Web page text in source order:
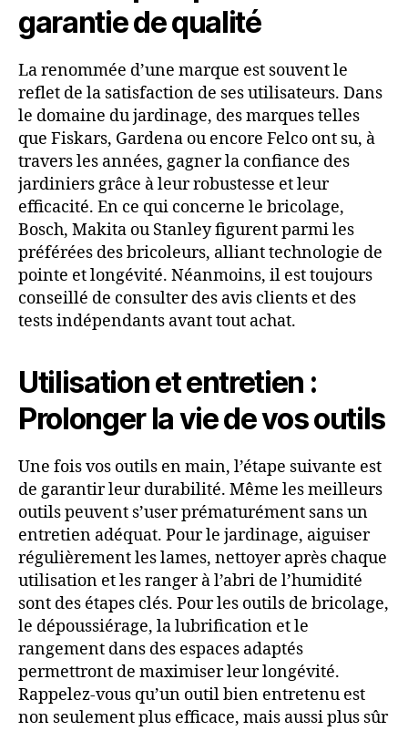
garantie de qualité
La renommée d’une marque est souvent le
reflet de la satisfaction de ses utilisateurs. Dans
le domaine du jardinage, des marques telles
que Fiskars, Gardena ou encore Felco ont su, à
travers les années, gagner la confiance des
jardiniers grâce à leur robustesse et leur
efficacité. En ce qui concerne le bricolage,
Bosch, Makita ou Stanley figurent parmi les
préférées des bricoleurs, alliant technologie de
pointe et longévité. Néanmoins, il est toujours
conseillé de consulter des avis clients et des
tests indépendants avant tout achat.
Utilisation et entretien :
Prolonger la vie de vos outils
Une fois vos outils en main, l’étape suivante est
de garantir leur durabilité. Même les meilleurs
outils peuvent s’user prématurément sans un
entretien adéquat. Pour le jardinage, aiguiser
régulièrement les lames, nettoyer après chaque
utilisation et les ranger à l’abri de l’humidité
sont des étapes clés. Pour les outils de bricolage,
le dépoussiérage, la lubrification et le
rangement dans des espaces adaptés
permettront de maximiser leur longévité.
Rappelez-vous qu’un outil bien entretenu est
non seulement plus efficace, mais aussi plus sûr